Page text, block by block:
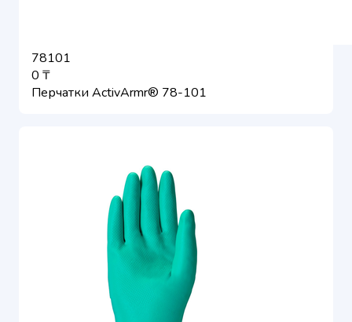
78101
0 ₸
Перчатки ActivArmr® 78-101